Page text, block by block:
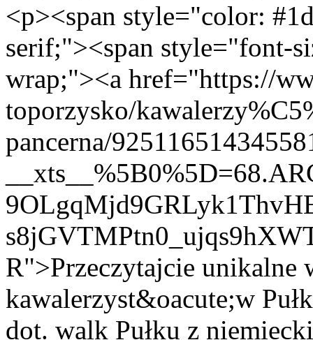
<p><span style="color:
serif;"><span style="font-
wrap;"><a href="https://
toporzysko/
pancerna/
R">Przeczytajcie unikalne
kawalerzyst&oacute;w
dot. walk Pułku z